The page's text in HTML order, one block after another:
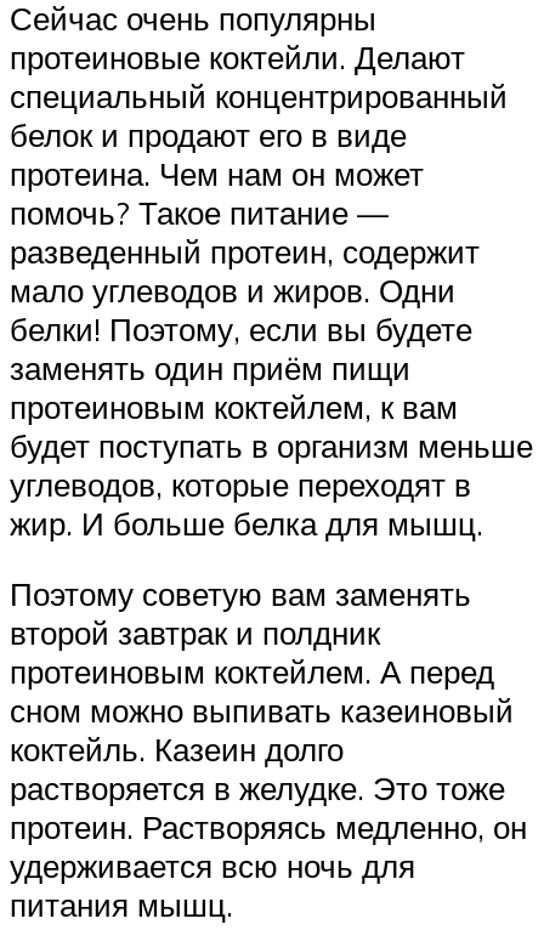
Сейчас очень популярны
протеиновые коктейли. Делают
специальный концентрированный
белок и продают его в виде
протеина. Чем нам он может
помочь? Такое питание —
разведенный протеин, содержит
мало углеводов и жиров. Одни
белки! Поэтому, если вы будете
заменять один приём пищи
протеиновым коктейлем, к вам
будет поступать в организм меньше
углеводов, которые переходят в
жир. И больше белка для мышц.
Поэтому советую вам заменять
второй завтрак и полдник
протеиновым коктейлем. А перед
сном можно выпивать казеиновый
коктейль. Казеин долго
растворяется в желудке. Это тоже
протеин. Растворяясь медленно, он
удерживается всю ночь для
питания мышц.